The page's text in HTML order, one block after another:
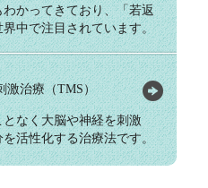
かってきており、「若返
中で注目されています。
激治療（TMS）
なく大脳や神経を刺激
活性化する治療法です。